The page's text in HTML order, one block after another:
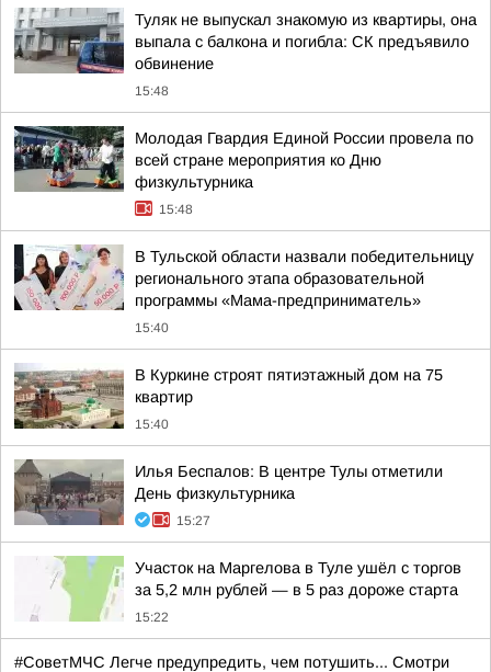
Туляк не выпускал знакомую из квартиры, она
выпала с балкона и погибла: СК предъявило
обвинение
15:48
Молодая Гвардия Единой России провела по
всей стране мероприятия ко Дню
физкультурника
15:48
В Тульской области назвали победительницу
регионального этапа образовательной
программы «Мама-предприниматель»
15:40
В Куркине строят пятиэтажный дом на 75
квартир
15:40
Илья Беспалов: В центре Тулы отметили
День физкультурника
15:27
Участок на Маргелова в Туле ушёл с торгов
за 5,2 млн рублей — в 5 раз дороже старта
15:22
#СоветМЧС Легче предупредить, чем потушить... Смотри